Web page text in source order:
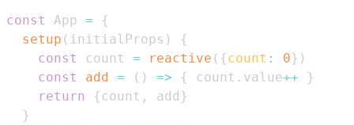
const App =
{
setup ( initialProps )
{
const
count = reactive ( {count : 0} )
const
add = ( ) => { count . value++
}
return
{ count , add }
}